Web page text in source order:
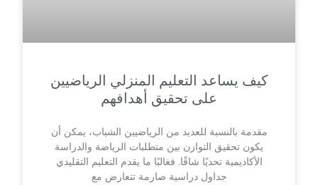
كيف يساعد التعليم المنزلي الرياضيين
على تحقيق أهدافهم
مقدمة بالنسبة للعديد من الرياضيين الشباب، يمكن أن
يكون تحقيق التوازن بين متطلبات الرياضة والدراسة
الأكاديمية تحديًا شاقًا. فغالبًا ما يقدم التعليم التقليدي
جداول دراسية صارمة تتعارض مع